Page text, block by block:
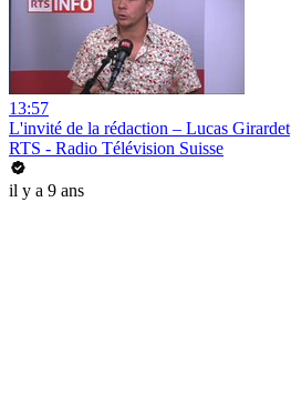
13:57
L'invité de la rédaction – Lucas Girardet
RTS - Radio Télévision Suisse
il y a 9 ans